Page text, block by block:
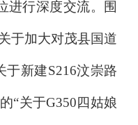
进行深度交流。围
于加大对茂县国道
于新建S216汶崇路
“关于G350四姑娘